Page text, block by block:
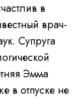
в
врач-
Супруга
Эмма
в отпуске не